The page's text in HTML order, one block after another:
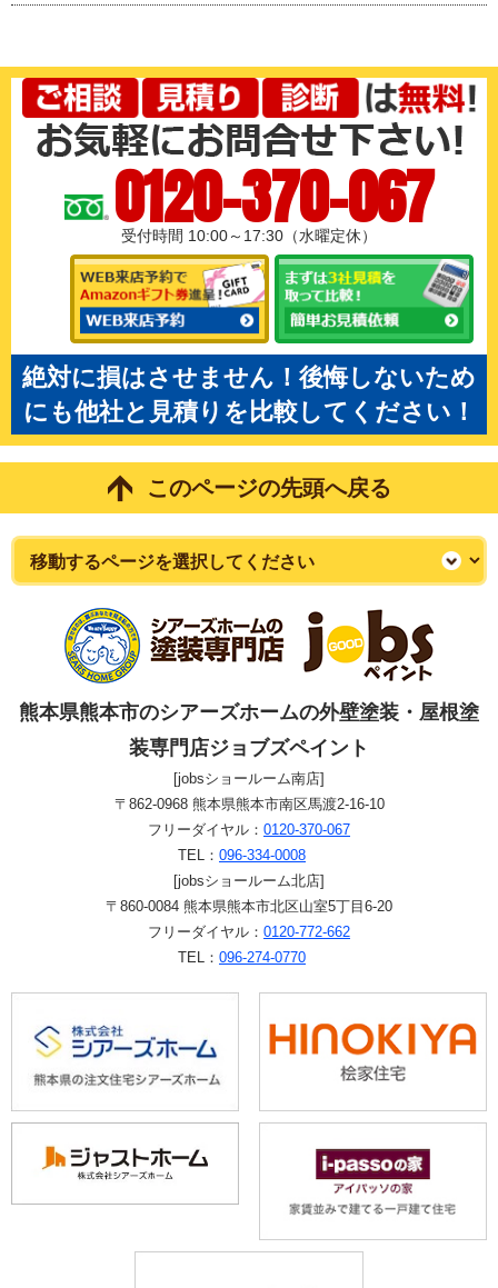
0120-370-067
受付時間 10:00～17:30（水曜定休）
絶対に損はさせません！後悔しないため
にも他社と見積りを比較してください！
このページの先頭へ戻る
熊本県熊本市のシアーズホームの外壁塗装・屋根塗
装専門店ジョブズペイント
[jobsショールーム南店]
〒862-0968 熊本県熊本市南区馬渡2-16-10
フリーダイヤル： 0120-370-067
TEL： 096-334-0008
[jobsショールーム北店]
〒860-0084 熊本県熊本市北区山室5丁目6-20
フリーダイヤル： 0120-772-662
TEL： 096-274-0770